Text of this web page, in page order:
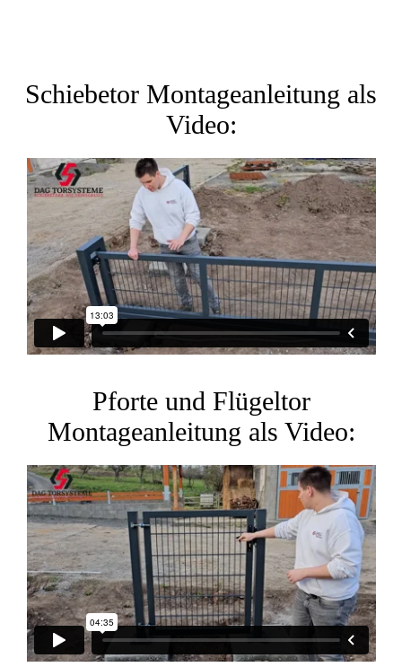
Schiebetor Montageanleitung als
Video:
Pforte und Flügeltor
Montageanleitung als Video: